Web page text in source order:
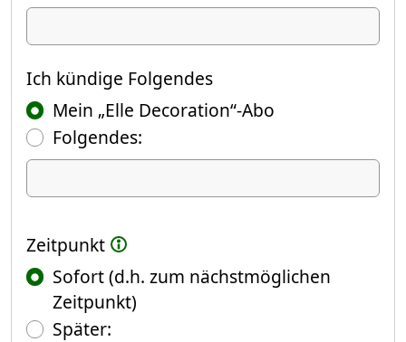
Ich kündige
Ich kündige Folgendes
Mein „Elle Decoration“-Abo
Folgendes:
Ich kündige Folgendes
Zeitpunkt
Sofort (d.h. zum nächstmöglichen
Zeitpunkt)
Später:(Fokus springt automatisch ins